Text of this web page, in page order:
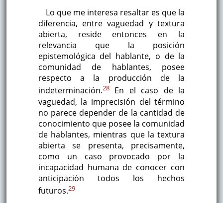
Lo que me interesa resaltar es que la
diferencia, entre vaguedad y textura
abierta, reside entonces en la
relevancia que la posición
epistemológica del hablante, o de la
comunidad de hablantes, posee
respecto a la producción de la
indeterminación.28En el caso de la
vaguedad, la imprecisión del término
no parece depender de la cantidad de
conocimiento que posee la comunidad
de hablantes, mientras que la textura
abierta se presenta, precisamente,
como un caso provocado por la
incapacidad humana de conocer con
anticipación todos los hechos
futuros.29